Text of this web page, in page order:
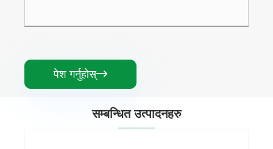
पेश गर्नुहोस्
सम्बन्धित उत्पादनहरु